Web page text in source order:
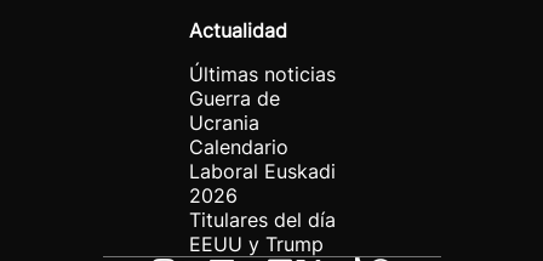
Actualidad
Últimas noticias
Guerra de
Ucrania
Calendario
Laboral Euskadi
2026
Titulares del día
EEUU y Trump